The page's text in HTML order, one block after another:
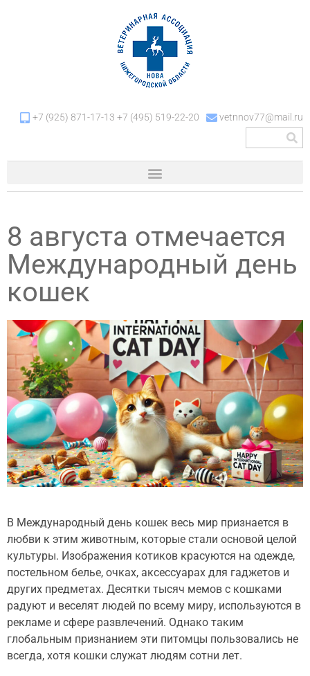
+7 (925) 871-17-13 +7 (495) 519-22-20 vetnnov77@mail.ru
8 августа отмечается
Международный день
кошек
В Международный день кошек весь мир признается в
любви к этим животным, которые стали основой целой
культуры. Изображения котиков красуются на одежде,
постельном белье, очках, аксессуарах для гаджетов и
других предметах. Десятки тысяч мемов с кошками
радуют и веселят людей по всему миру, используются в
рекламе и сфере развлечений. Однако таким
глобальным признанием эти питомцы пользовались не
всегда, хотя кошки служат людям сотни лет.